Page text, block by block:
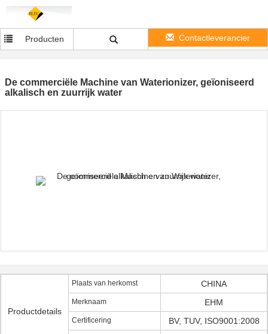
Producten Contactleverancier
De commerciële Machine van Waterionizer, geïoniseerd
alkalisch en zuurrijk water
Productdetails
Plaats van herkomst CHINA
Merknaam EHM
Certificering BV, TUV, ISO9001:2008